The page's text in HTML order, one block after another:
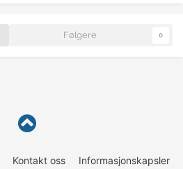
Følgere 0
Kontakt oss Informasjonskapsler